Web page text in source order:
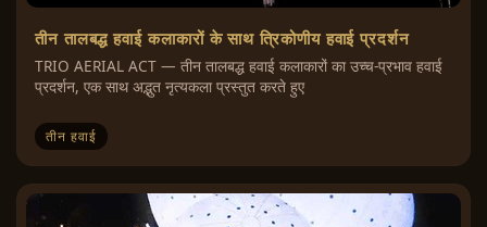
तीन तालबद्ध हवाई कलाकारों के साथ त्रिकोणीय हवाई प्रदर्शन
TRIO AERIAL ACT — तीन तालबद्ध हवाई कलाकारों का उच्च-प्रभाव हवाई
प्रदर्शन, एक साथ अद्भुत नृत्यकला प्रस्तुत करते हुए
तीन हवाई